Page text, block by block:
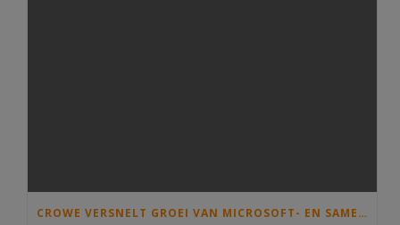
CROWE VERSNELT GROEI VAN MICROSOFT- EN SAMENWERKINGSDIENSTEN MET OVERNAME VAN C)SOLUTIONS